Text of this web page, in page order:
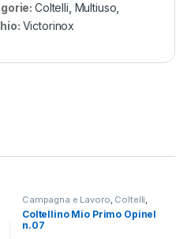
Coltelli Multiuso
Victorinox
Campagna e Lavoro, Coltelli,
OUTDOOR
Coltellino Mio Primo Opinel
n.07